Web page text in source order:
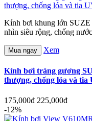
Kính bơi khung lớn SUZE
nhìn siêu rộng, chống
Mua ngay Xem
Kính bơi tráng gương
thượng, chống lóa và tia
175,000đ 225,000đ
-12%